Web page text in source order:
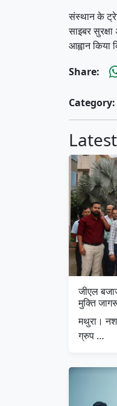
संस्थान के
साइबर
आह्वान
Share:
Category:
जीएल
मुक्ति
मथुरा।
ग्रुप …